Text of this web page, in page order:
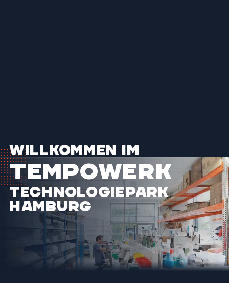
Willkommen im
TEMPOWERK
Technologiepark
Hamburg